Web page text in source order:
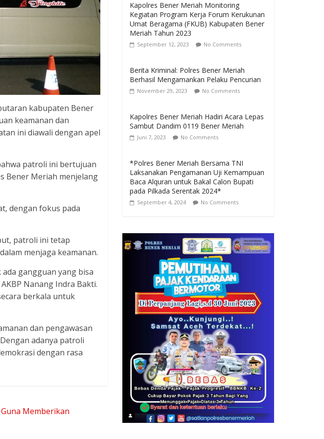
kabupaten Bener
keamanan dan
ini diawali dengan apel
patroli ini bertujuan
Bener Meriah menjelang
dengan fokus pada
patroli ini tetap
menjaga keamanan.
gangguan yang bisa
Nanang Indra Bakti.
berkala untuk
dan pengawasan
adanya patroli
dengan rasa
Memberikan
Kapolres Bener Meriah Monitoring
Kegiatan Program Kerja Forum Kerukunan
Umat Beragama (FKUB) Kabupaten Bener
Meriah Tahun 2023
September 12, 2023 No Comments
Berita Kriminal: Polres Bener Meriah
Berhasil Mengamankan Pelaku Pencurian
November 29, 2023 No Comments
Kapolres Bener Meriah Hadiri Acara Lepas
Sambut Dandim 0119 Bener Meriah
Juni 7, 2023 No Comments
*Polres Bener Meriah Bersama TNI
Laksanakan Pengamanan Uji Kemampuan
Baca Alquran untuk Bakal Calon Bupati
pada Pilkada Serentak 2024*
September 4, 2024 No Comments